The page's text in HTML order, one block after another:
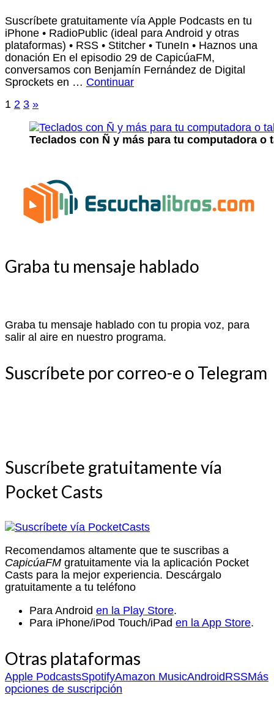
Suscríbete gratuitamente vía Apple Podcasts en tu
iPhone • RadioPublic (ideal para Android y otras
plataformas) • RSS • Stitcher • TuneIn • Haznos una
donación En el episodio 29 de CapicúaFM,
conversamos con Benjamín Fernández de Digital
Sprockets en … Continuar
Paginación
1 2 3 »
Teclados con Ñ y más para tu computadora o
Graba tu mensaje hablado
Graba tu mensaje hablado con tu propia voz, para
salir al aire en nuestro programa.
Suscríbete por correo-e o Telegram
Suscríbete gratuitamente vía
Pocket Casts
Recomendamos altamente que te suscribas a
CapicúaFM gratuitamente via la aplicación Pocket
Casts para la mejor experiencia. Descárgalo
gratuitamente a tu teléfono
Para Android en la Play Store.
Para iPhone/iPod Touch/iPad en la App Store.
Otras plataformas
Apple PodcastsSpotifyAmazon MusicAndroidRSSMás
opciones de suscripción